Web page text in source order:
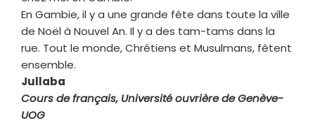
En Gambie, il y a une grande fête dans toute la ville
de Noël à Nouvel An. Il y a des tam-tams dans la
rue. Tout le monde, Chrétiens et Musulmans, fêtent
ensemble.
Jullaba
Cours de français, Université ouvrière de Genève-
UOG